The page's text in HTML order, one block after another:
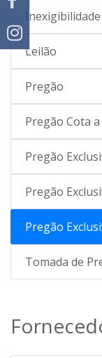
Inexigibilidade
Leilão
Pregão
Pregão Cota a
Pregão
Pregão
Pregão
Tomada de